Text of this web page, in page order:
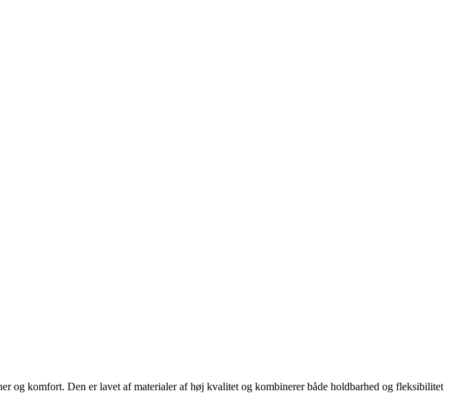
og komfort. Den er lavet af materialer af høj kvalitet og kombinerer både holdbarhed og fleksibilitet